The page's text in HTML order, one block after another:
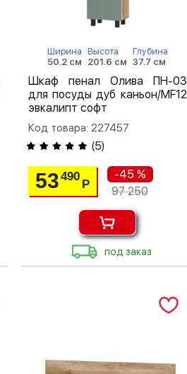
Ширина
50.2 см
Высота
201.6 см
Глубина
37.7 см
Шкаф пенал Олива ПН-03
для посуды дуб каньон/MF12
эвкалипт софт
Код товара: 227457
(5)
53490
Р
-45 %
97 250
под заказ